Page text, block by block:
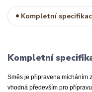
Kompletní
Kompletní
Směs je připravena mícháním
vhodná především pro